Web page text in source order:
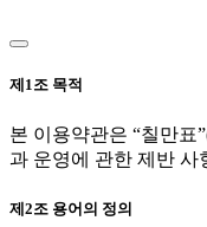
제1조 목적
본 이용약관은 “칠만표
과 운영에 관한 제반 사
제2조 용어의 정의